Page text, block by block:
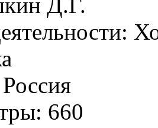
Россия
660